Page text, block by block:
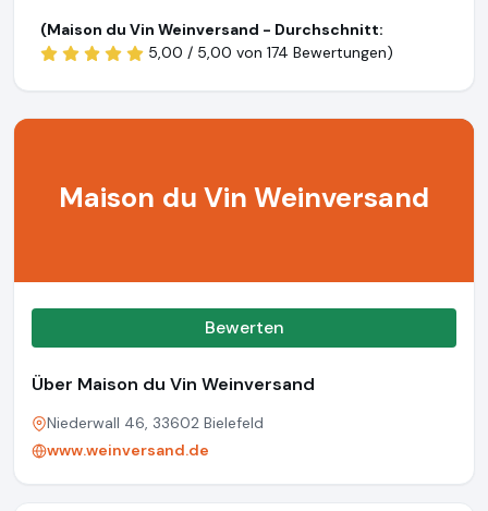
(Maison du Vin Weinversand - Durchschnitt:
5,00 / 5,00 von 174 Bewertungen)
Maison du Vin Weinversand
Bewerten
Über Maison du Vin Weinversand
Niederwall 46, 33602 Bielefeld
www.weinversand.de